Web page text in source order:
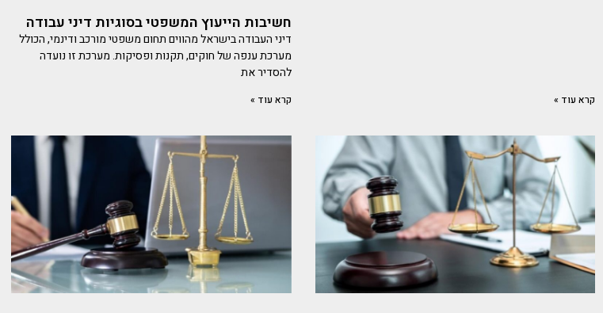
קרא עוד »
חשיבות הייעוץ המשפטי בסוגיות דיני עבודה
דיני העבודה בישראל מהווים תחום משפטי מורכב ודינמי, הכולל
מערכת ענפה של חוקים, תקנות ופסיקות. מערכת זו נועדה
להסדיר את
קרא עוד »